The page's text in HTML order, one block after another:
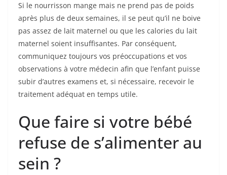
Si le nourrisson mange mais ne prend pas de poids
après plus de deux semaines, il se peut qu’il ne boive
pas assez de lait maternel ou que les calories du lait
maternel soient insuffisantes. Par conséquent,
communiquez toujours vos préoccupations et vos
observations à votre médecin afin que l’enfant puisse
subir d’autres examens et, si nécessaire, recevoir le
traitement adéquat en temps utile.
Que faire si votre bébé
refuse de s’alimenter au
sein ?